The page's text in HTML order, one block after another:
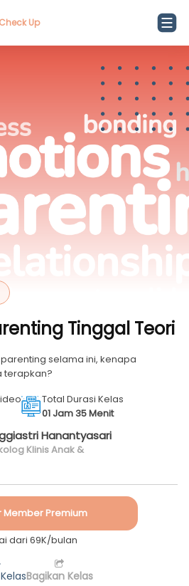
Up
Tinggal Teori
selama ini, kenapa
terapkan?
Total Durasi Kelas
01 Jam 35 Menit
Hanantyasari
M.Psi., Psikolog
Klinis Anak &
Member Premium
dari 69K/bulan
Bagikan Kelas